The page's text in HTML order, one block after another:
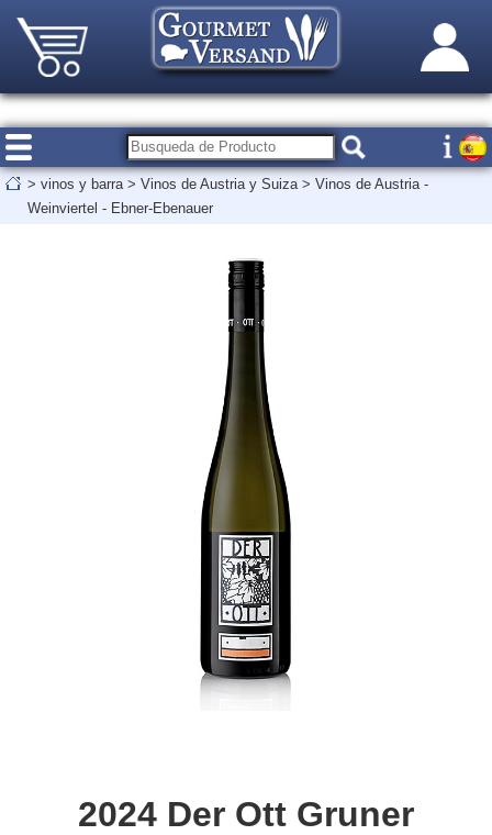
> vinos y barra > Vinos de Austria y Suiza > Vinos de Austria -
Weinviertel - Ebner-Ebenauer
2024 Der Ott Gruner